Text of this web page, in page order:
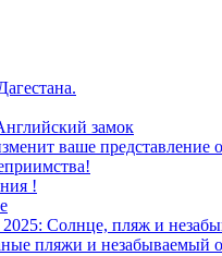
замок
ваше представление
!
Солнце, пляж и
пляжи и незабываемый